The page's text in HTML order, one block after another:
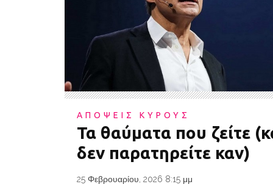
ΑΠΟΨΕΙΣ ΚΥΡΟΥΣ
Τα θαύματα που ζείτε
δεν παρατηρείτε καν)
25 Φεβρουαρίου, 2026 8:15 μμ